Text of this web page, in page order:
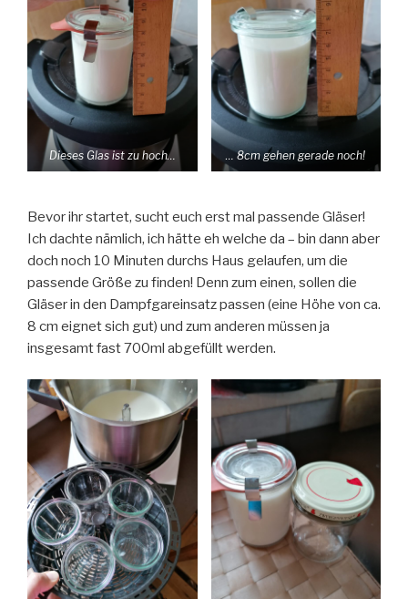
Dieses Glas ist zu hoch… … 8cm gehen gerade noch!
Bevor ihr startet, sucht euch erst mal passende Gläser!
Ich dachte nämlich, ich hätte eh welche da – bin dann aber
doch noch 10 Minuten durchs Haus gelaufen, um die
passende Größe zu finden! Denn zum einen, sollen die
Gläser in den Dampfgareinsatz passen (eine Höhe von ca.
8 cm eignet sich gut) und zum anderen müssen ja
insgesamt fast 700ml abgefüllt werden.